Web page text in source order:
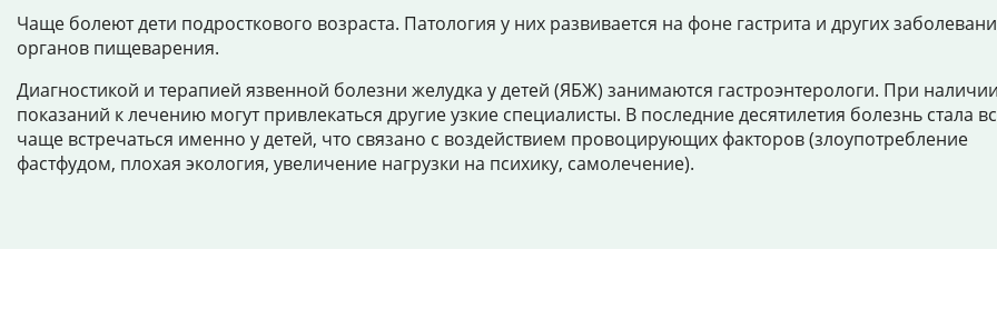
Чаще болеют дети подросткового возраста. Патология у них развивается на фоне гастрита и других
органов пищеварения.
Диагностикой и терапией язвенной болезни желудка у детей (ЯБЖ) занимаются гастроэнтерологи. При наличии
показаний к лечению могут привлекаться другие узкие специалисты. В последние десятилетия болезнь стала
чаще встречаться именно у детей, что связано с воздействием провоцирующих факторов (злоупотребление
фастфудом, плохая экология, увеличение нагрузки на психику, самолечение).
Личный кабинет
+7 (812) 435-55-55
Записаться на приём